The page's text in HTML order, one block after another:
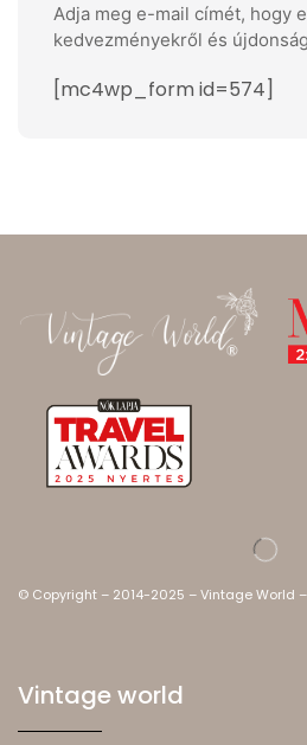
Adja meg e-mail címét, hogy
kedvezményekről és
[mc4wp_form id=574]
© Copyright – 2014-2025 – Vintage World
Vintage world